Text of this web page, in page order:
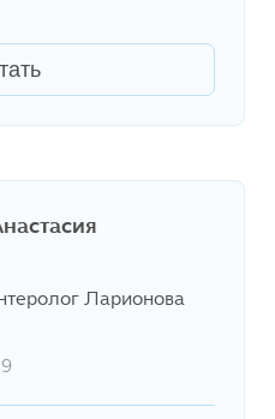
Ларионова